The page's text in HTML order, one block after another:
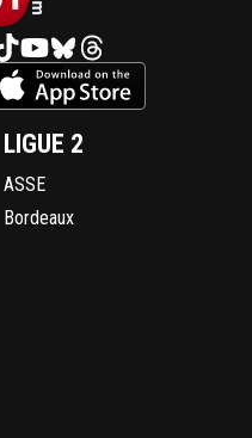
LIGUE 2
ASSE
Bordeaux